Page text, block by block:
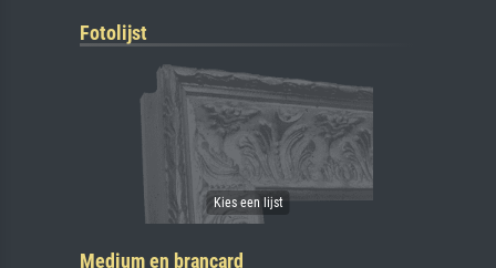
Fotolijst
Medium en brancard